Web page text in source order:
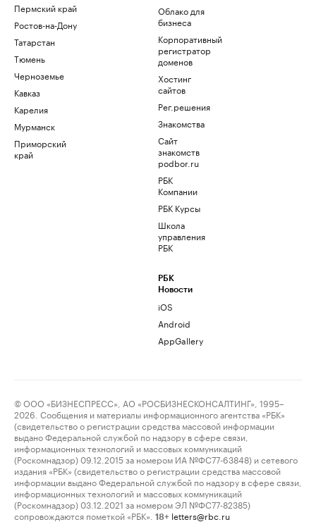
Пермский край
Ростов-на-Дону
Татарстан
Тюмень
Черноземье
Кавказ
Карелия
Мурманск
Приморский
край
Облако для
бизнеса
Корпоративный
регистратор
доменов
Хостинг
сайтов
Рег.решения
Знакомства
Сайт
знакомств
podbor.ru
РБК
Компании
РБК Курсы
Школа
управления
РБК
РБК
Новости
iOS
Android
AppGallery
© ООО «БИЗНЕСПРЕСС», АО «РОСБИЗНЕСКОНСАЛТИНГ», 1995–
2026. Сообщения и материалы информационного агентства «РБК»
(свидетельство о регистрации средства массовой информации
выдано Федеральной службой по надзору в сфере связи,
информационных технологий и массовых коммуникаций
(Роскомнадзор) 09.12.2015 за номером ИА №ФС77-63848) и сетевого
издания «РБК» (свидетельство о регистрации средства массовой
информации выдано Федеральной службой по надзору в сфере связи,
информационных технологий и массовых коммуникаций
(Роскомнадзор) 03.12.2021 за номером ЭЛ №ФС77-82385)
сопровождаются пометкой «РБК».
18+ letters@rbc.ru